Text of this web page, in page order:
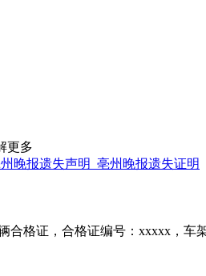
更多
晚报遗失声明_亳州晚报遗失证明
格证，合格证编号：xxxxx，